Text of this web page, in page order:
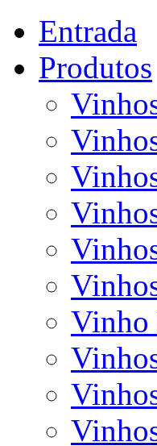
Entrada
Produtos
Vinho